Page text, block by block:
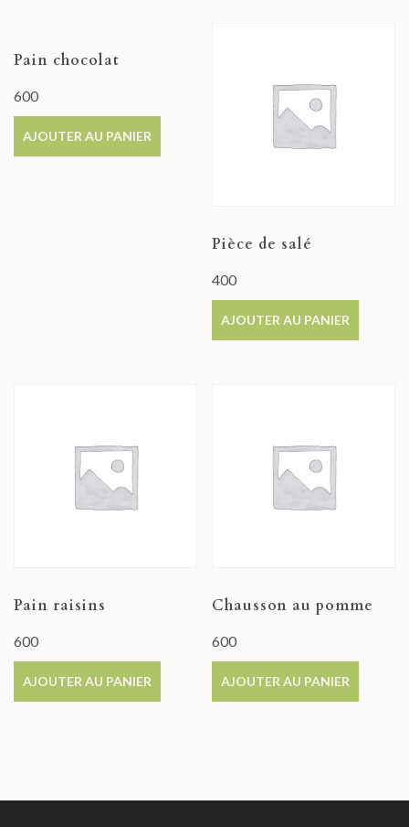
Pain chocolat
600
AJOUTER AU PANIER
Pièce de salé
400
AJOUTER AU PANIER
Pain raisins
600
AJOUTER AU PANIER
Chausson au pomme
600
AJOUTER AU PANIER